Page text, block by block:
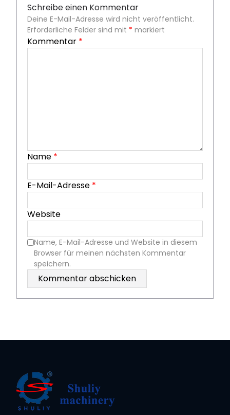
Schreibe einen Kommentar
Deine E-Mail-Adresse wird nicht veröffentlicht.
Erforderliche Felder sind mit * markiert
Kommentar *
Name *
E-Mail-Adresse *
Website
Name, E-Mail-Adresse und Website in diesem
Browser für meinen nächsten Kommentar
speichern.